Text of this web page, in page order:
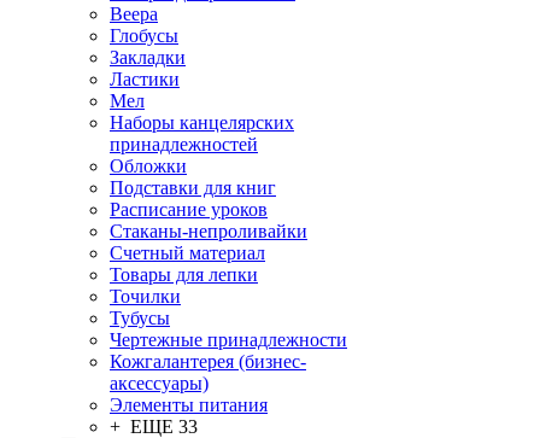
Веера
Глобусы
Закладки
Ластики
Мел
Наборы канцелярских
принадлежностей
Обложки
Подставки для книг
Расписание уроков
Стаканы-непроливайки
Счетный материал
Товары для лепки
Точилки
Тубусы
Чертежные принадлежности
Кожгалантерея (бизнес-
аксессуары)
Элементы питания
+ ЕЩЕ 33